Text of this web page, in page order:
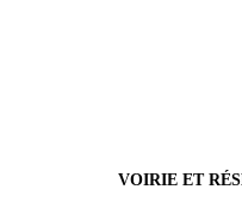
VOIRIE ET